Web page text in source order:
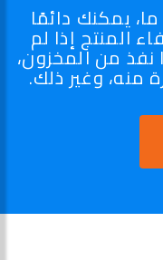
يمكنك دائمًا
المنتج إذا لم
نفذ من المخزون،
منه، وغير ذلك.